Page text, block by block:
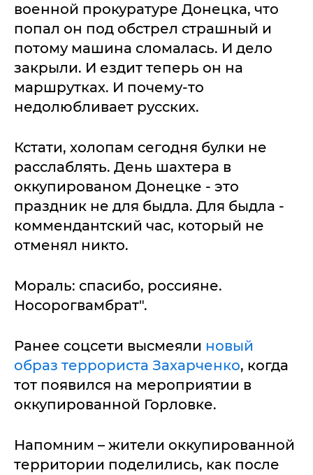
военной прокуратуре Донецка, что
попал он под обстрел страшный и
потому машина сломалась. И дело
закрыли. И ездит теперь он на
маршрутках. И почему-то
недолюбливает русских.
Кстати, холопам сегодня булки не
расслаблять. День шахтера в
оккупированом Донецке - это
праздник не для быдла. Для быдла -
коммендантский час, который не
отменял никто.
Мораль: спасибо, россияне.
Носорогвамбрат".
Ранее соцсети высмеяли новый
образ террориста Захарченко, когда
тот появился на мероприятии в
оккупированной Горловке.
Напомним – жители оккупированной
территории поделились, как после